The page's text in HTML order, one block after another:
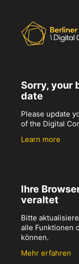
Sorry, your
date
Please update
of the Digital
Learn more
Ihre
veraltet
Bitte
alle Funktionen
können.
Mehr erfahren